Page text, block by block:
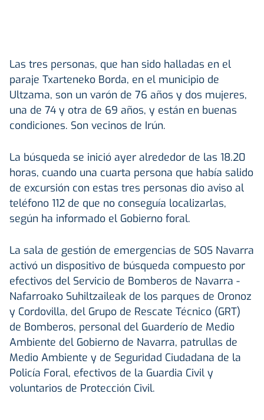
Las tres personas, que han sido halladas en el
paraje Txarteneko Borda, en el municipio de
Ultzama, son un varón de 76 años y dos mujeres,
una de 74 y otra de 69 años, y están en buenas
condiciones. Son vecinos de Irún.
La búsqueda se inició ayer alrededor de las 18.20
horas, cuando una cuarta persona que había salido
de excursión con estas tres personas dio aviso al
teléfono 112 de que no conseguía localizarlas,
según ha informado el Gobierno foral.
La sala de gestión de emergencias de SOS Navarra
activó un dispositivo de búsqueda compuesto por
efectivos del Servicio de Bomberos de Navarra -
Nafarroako Suhiltzaileak de los parques de Oronoz
y Cordovilla, del Grupo de Rescate Técnico (GRT)
de Bomberos, personal del Guarderío de Medio
Ambiente del Gobierno de Navarra, patrullas de
Medio Ambiente y de Seguridad Ciudadana de la
Policía Foral, efectivos de la Guardia Civil y
voluntarios de Protección Civil.